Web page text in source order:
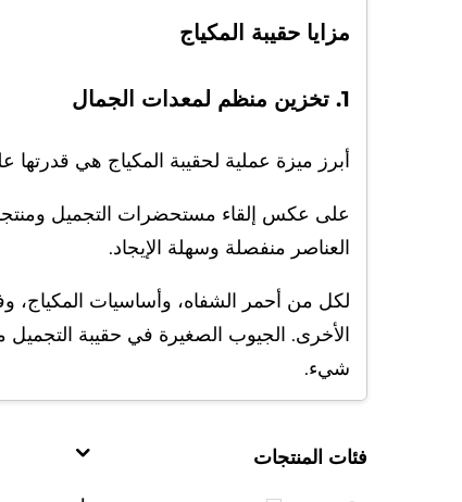
مزايا حقيبة المكياج
1. تخزين منظم لمعدات الجمال
أبرز ميزة عملية لحقيبة المكياج هي
على عكس إلقاء مستحضرات التجميل
العناصر منفصلة وسهلة الإيجاد.
لكل من أحمر الشفاه، وأساسيات المكياج،
الأخرى. الجيوب الصغيرة في حقيبة
شيء.
مجموعة مستحضرات التجميل الفوضوية إلى
فئات المنتجات